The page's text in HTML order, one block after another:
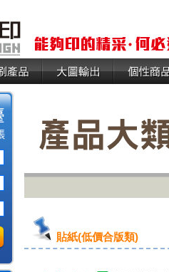
貼紙(低價合版類)